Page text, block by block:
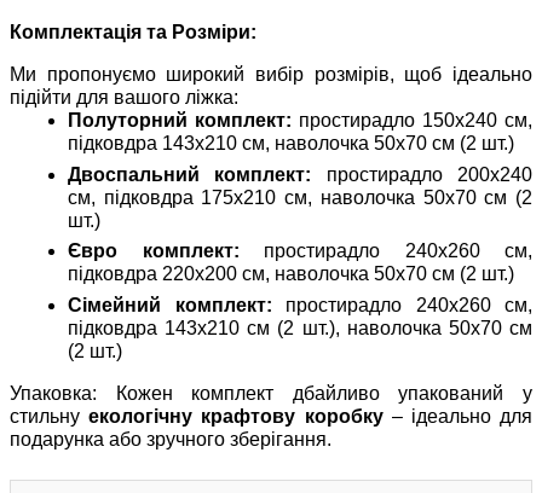
Комплектація та Розміри:
Ми пропонуємо широкий вибір розмірів, щоб ідеально
підійти для вашого ліжка:
Полуторний комплект: простирадло 150x240 см,
підковдра 143x210 см, наволочка 50x70 см (2 шт.)
Двоспальний комплект: простирадло 200x240
см, підковдра 175x210 см, наволочка 50x70 см (2
шт.)
Євро комплект: простирадло 240x260 см,
підковдра 220x200 см, наволочка 50x70 см (2 шт.)
Сімейний комплект: простирадло 240x260 см,
підковдра 143x210 см (2 шт.), наволочка 50х70 см
(2 шт.)
Упаковка: Кожен комплект дбайливо упакований у
стильнуекологічну крафтову коробку– ідеально для
подарунка або зручного зберігання.